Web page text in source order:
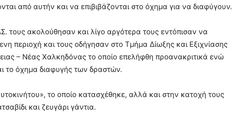
από αυτήν και να επιβιβάζονται στο όχημα για να διαφύγουν.
τους ακολούθησαν και λίγο αργότερα τους εντόπισαν να
περιοχή και τους οδήγησαν στο Τμήμα Δίωξης και Εξιχνίασης
– Νέας Χαλκηδόνας το οποίο επελήφθη προανακριτικά ενώ
το όχημα διαφυγής των δραστών.
το οποίο κατασχέθηκε, αλλά και στην κατοχή τους
και ζευγάρι γάντια.